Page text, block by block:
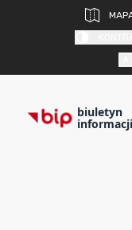
biuletyn